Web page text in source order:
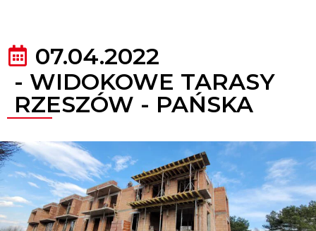
07.04.2022
- WIDOKOWE TARASY
RZESZÓW - PAŃSKA